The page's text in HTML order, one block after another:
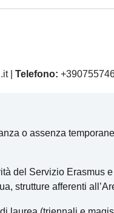
| Telefono:
o assenza
del Servizio
strutture afferenti